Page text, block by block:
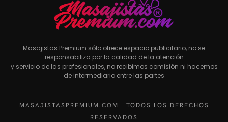
Masajistas Premium sólo ofrece espacio publicitario, no se
responsabiliza por la calidad de la atención
y servicio de las profesionales, no recibimos comisión ni hacemos
de intermediario entre las partes
MASAJISTASPREMIUM.COM | TODOS LOS DERECHOS
RESERVADOS